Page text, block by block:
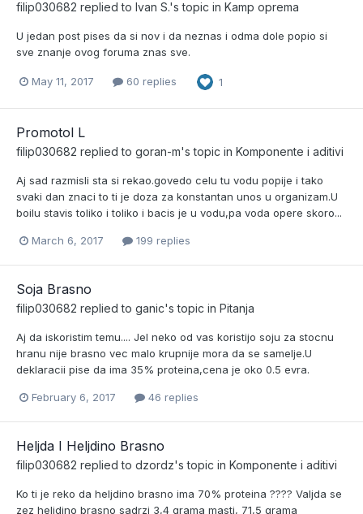
filip030682 replied to Ivan S.'s topic in Kamp oprema
U jedan post pises da si nov i da neznas i odma dole popio si
sve znanje ovog foruma znas sve.
May 11, 2017 60 replies 1
Promotol L
filip030682 replied to goran-m's topic in Komponente i aditivi
Aj sad razmisli sta si rekao.govedo celu tu vodu popije i tako
svaki dan znaci to ti je doza za konstantan unos u organizam.U
boilu stavis toliko i toliko i bacis je u vodu,pa voda opere skoro...
March 6, 2017 199 replies
Soja Brasno
filip030682 replied to ganic's topic in Pitanja
Aj da iskoristim temu.... Jel neko od vas koristijo soju za stocnu
hranu nije brasno vec malo krupnije mora da se samelje.U
deklaracii pise da ima 35% proteina,cena je oko 0.5 evra.
February 6, 2017 46 replies
Heljda I Heljdino Brasno
filip030682 replied to dzordz's topic in Komponente i aditivi
Ko ti je reko da heljdino brasno ima 70% proteina ???? Valjda se
zez heljdino brasno sadrzi 3,4 grama masti, 71,5 grama